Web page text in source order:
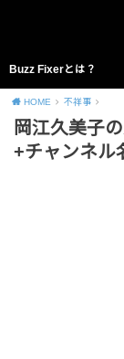
Buzz Fixerとは？
HOME 不祥事
岡江久美子
+チャンネル